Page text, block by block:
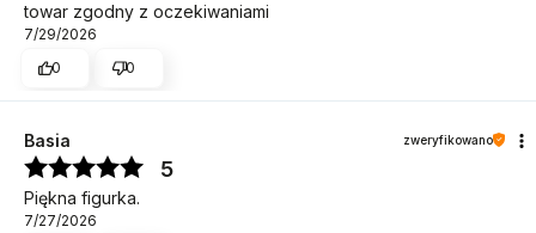
towar zgodny z oczekiwaniami
7/29/2026
0
0
Basia zweryfikowano
5
Piękna figurka.
7/27/2026